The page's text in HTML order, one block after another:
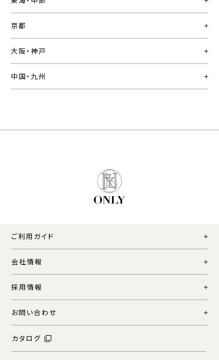
京都
大阪・神戸
中国・九州
ご利用ガイド
会社情報
採用情報
お問い合わせ
カタログ